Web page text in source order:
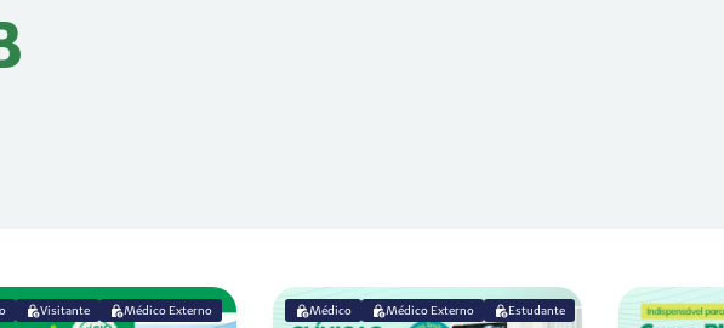
Visitante Médico Externo Médico Médico Externo Estudante